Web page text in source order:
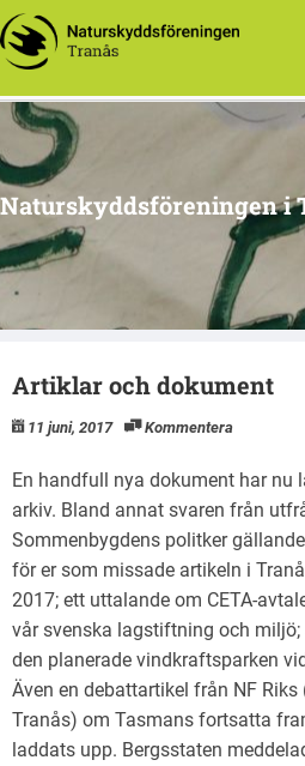
Naturskyddsföreningen i
Artiklar och dokument
11 juni, 2017 Kommentera
En handfull nya dokument har nu
arkiv. Bland annat svaren från
Sommenbygdens politker
för er som missade artikeln i
2017; ett uttalande om CETA-
vår svenska lagstiftning och
den planerade vindkraftsparken
Även en debattartikel från NF
Tranås) om Tasmans fortsatta
laddats upp. Bergsstaten